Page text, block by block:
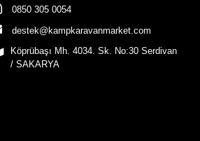
0850 305 0054
destek@kampkaravanmarket.com
Köprübaşı Mh. 4034. Sk. No:30 Serdivan
/ SAKARYA